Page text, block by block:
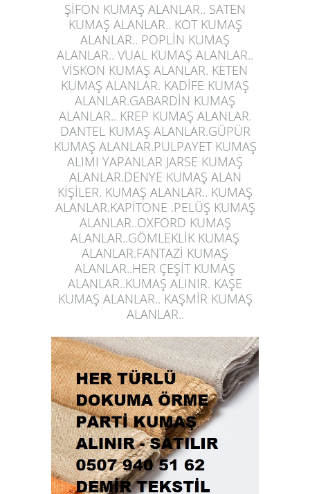
ŞİFON KUMAŞ ALANLAR.. SATEN
KUMAŞ ALANLAR.. KOT KUMAŞ
ALANLAR.. POPLİN KUMAŞ
ALANLAR.. VUAL KUMAŞ ALANLAR..
VİSKON KUMAŞ ALANLAR. KETEN
KUMAŞ ALANLAR. KADİFE KUMAŞ
ALANLAR.GABARDİN KUMAŞ
ALANLAR.. KREP KUMAŞ ALANLAR.
DANTEL KUMAŞ ALANLAR.GÜPÜR
KUMAŞ ALANLAR.PULPAYET KUMAŞ
ALIMI YAPANLAR JARSE KUMAŞ
ALANLAR.DENYE KUMAŞ ALAN
KİŞİLER. KUMAŞ ALANLAR.. KUMAŞ
ALANLAR.KAPİTONE .PELÜŞ KUMAŞ
ALANLAR..OXFORD KUMAŞ
ALANLAR..GÖMLEKLİK KUMAŞ
ALANLAR.FANTAZİ KUMAŞ
ALANLAR..HER ÇEŞİT KUMAŞ
ALANLAR..KUMAŞ ALINIR. KAŞE
KUMAŞ ALANLAR.. KAŞMİR KUMAŞ
ALANLAR..